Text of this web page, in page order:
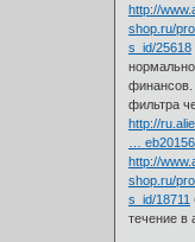
http://
shop.ru/
s_id/25618
финансов.
фильтра
http://
…
http://
shop.ru/
s_id/18711
течение в